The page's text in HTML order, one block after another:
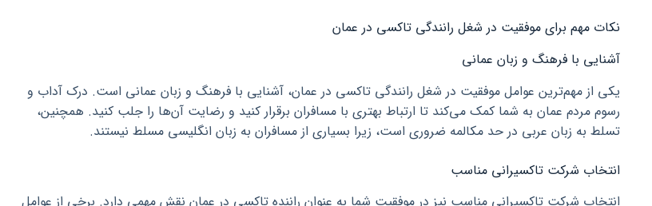
نکات مهم برای موفقیت در شغل رانندگی تاکسی در عمان
آشنایی با فرهنگ و زبان عمانی
یکی از مهم‌ترین عوامل موفقیت در شغل رانندگی تاکسی در عمان، آشنایی با فرهنگ و زبان عمانی است. درک آداب و
رسوم مردم عمان به شما کمک می‌کند تا ارتباط بهتری با مسافران برقرار کنید و رضایت آن‌ها را جلب کنید. همچنین،
تسلط به زبان عربی در حد مکالمه ضروری است، زیرا بسیاری از مسافران به زبان انگلیسی مسلط نیستند.
انتخاب شرکت تاکسیرانی مناسب
انتخاب شرکت تاکسیرانی مناسب نیز در موفقیت شما به عنوان راننده تاکسی در عمان نقش مهمی دارد. برخی از عوامل